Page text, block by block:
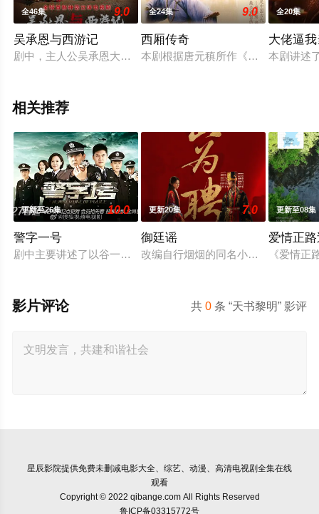
全46集 9.0
吴承恩与西游记
剧中，主人公吴承恩大智若愚、崇尚公正、风流倜傥、诗文书
全24集 9.0
西厢传奇
本剧根据唐元稹所作《莺莺传》及元
全20集
大佬逼
本剧讲述
相关推荐
更新至26集 10.0
警字一号
剧中主要讲述了以谷一诚（李 崇霄饰演）为代表的冀北市公安
更新20集 7.0
御廷谣
改编自行烟烟的同名小说。孟廷辉，
更新至08集
爱情正
《爱情
共0 条 “天书黎明” 影评
影片评论
星辰影院提供免费未删减电影大全、综艺、动漫、高清电视剧全集在线
观看
Copyright © 2022 qibange.com All Rights Reserved
鲁ICP备03315772号